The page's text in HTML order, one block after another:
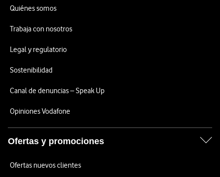
Quiénes somos
Trabaja con nosotros
Legal y regulatorio
Sostenibilidad
Canal de denuncias – Speak Up
Opiniones Vodafone
Ofertas y promociones
Ofertas nuevos clientes